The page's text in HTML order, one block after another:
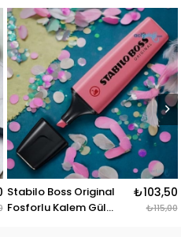
Gül
₺103,50
₺115,00
Stabilo Boss
Fosforlu